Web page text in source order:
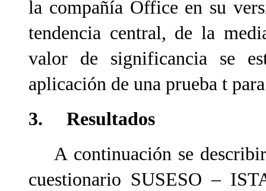
la compañía Office en su
tendencia central, de la
valor de significancia se
aplicación de una prueba t
3. Resultados
A continuación se
cuestionario SUSESO –